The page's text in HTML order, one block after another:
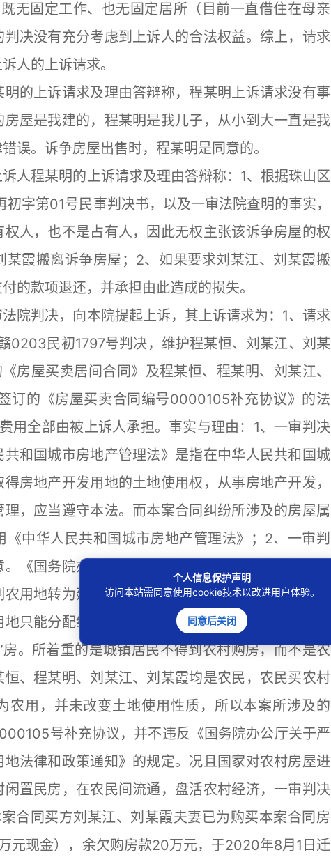
无固定工作、也无固定居所（目前一直借住在母亲
决没有充分考虑到上诉人的合法权益。综上，请求
人的上诉请求。
上诉请求及理由答辩称，程某明上诉请求没有事
屋是我建的，程某明是我儿子，从小到大一直是我
误。诉争房屋出售时，程某明是同意的。
程某明的上诉请求及理由答辩称：1、根据珠山区
字第01号民事判决书，以及一审法院查明的事实，
人，也不是占有人，因此无权主张该诉争房屋的权
某霞搬离诉争房屋；2、如果要求刘某江、刘某霞搬
的款项退还，并承担由此造成的损失。
判决，向本院提起上诉，其上诉请求为：1、请求
0203民初1797号判决，维护程某恒、刘某江、刘某
房屋买卖居间合同》及程某恒、程某明、刘某江、
订的《房屋买卖合同编号0000105补充协议》的法
用全部由被上诉人承担。事实与理由：1、一审判决
和国城市房地产管理法》是指在中华人民共和国城
房地产开发用地的土地使用权，从事房地产开发，
，应当遵守本法。而本案合同纠纷所涉及的房屋属
中华人民共和国城市房地产管理法》；2、一审判
《国务院办公厅关于严格执行有关农村集体建设用
用地转为建设用地，依法纠正乱占农用地进行非农
只能分配给本村村民，城镇居民不得到农村购买宅
。所着重的是城镇居民不得到农村购房，而不是农
、程某明、刘某江、刘某霞均是农民，农民买农村
农用，并未改变土地使用性质，所以本案所涉及的
号补充协议，并不违反《国务院办公厅关于严
法律和政策通知》的规定。况且国家对农村房屋进
置民房，在农民间流通，盘活农村经济，一审判决
合同买方刘某江、刘某霞夫妻已为购买本案合同房
元现金），余欠购房款20万元，于2020年8月1日迁
个人信息保护声明
访问本站需同意使用cookie技术以改进用户体验。
同意后关闭